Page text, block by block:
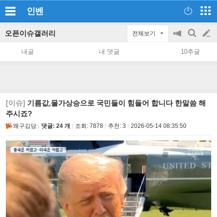
인벤
오픈이슈갤러리 전체보기
공
지
on/off
검
색
글
쓰
내글 내 댓글 10추글
[이슈] 기름값,물가상승으로 국민들이 힘들어 합니다 한말씀 해
주시죠?
왜구김당 댓글: 24 개 조회: 7878 추천: 3 2026-05-14 08:35:50